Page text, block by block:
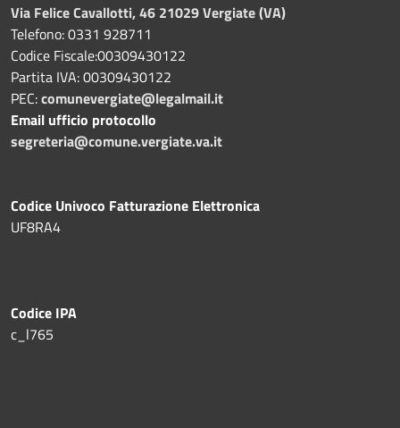
Via Felice Cavallotti, 46 21029 Vergiate (VA)
Telefono: 0331 928711
Codice Fiscale:00309430122
Partita IVA: 00309430122
PEC:comunevergiate@legalmail.it
Email ufficio protocollo
segreteria@comune.vergiate.va.it
Codice Univoco Fatturazione Elettronica
UF8RA4
Codice IPA
c_l765